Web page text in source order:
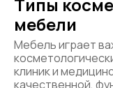
мебели
Мебель играет
клиник и
качественной,